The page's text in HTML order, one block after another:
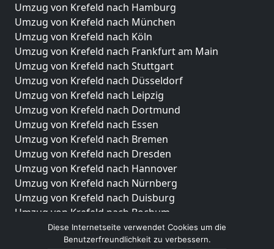
Umzug von Krefeld nach Hamburg
Umzug von Krefeld nach München
Umzug von Krefeld nach Köln
Umzug von Krefeld nach Frankfurt am Main
Umzug von Krefeld nach Stuttgart
Umzug von Krefeld nach Düsseldorf
Umzug von Krefeld nach Leipzig
Umzug von Krefeld nach Dortmund
Umzug von Krefeld nach Essen
Umzug von Krefeld nach Bremen
Umzug von Krefeld nach Dresden
Umzug von Krefeld nach Hannover
Umzug von Krefeld nach Nürnberg
Umzug von Krefeld nach Duisburg
Umzug von Krefeld nach Bochum
Umzug von Krefeld nach Wuppertal
Umzug von Krefeld nach Bielefeld
Diese Internetseite verwendet Cookies um die
Benutzerfreundlichkeit zu verbessern.